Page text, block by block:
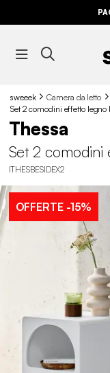
sweeek Camera da letto
Set 2 comodini effetto
Thessa
Set 2 comodini
ITHESBESIDEX2
OFFERTE-15%